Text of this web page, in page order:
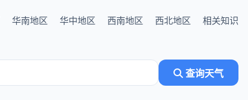
华南地区 华中地区 西南地区 西北地区 相关知识
查询天气